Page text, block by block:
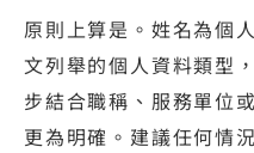
原則上算是。姓名為個
文列舉的個人資料類型
步結合職稱、服務單位
更為明確。建議任何情